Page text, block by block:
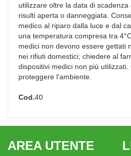
utilizzare oltre la data di
risulti aperta o danneggiata.
medico al riparo dalla luce e dal
una temperatura compresa tra
medici non devono essere gettati
nei rifiuti domestici; chiedere al
dispositivi medici non più
proteggere l'ambiente.
Cod.40
AREA UTENTE